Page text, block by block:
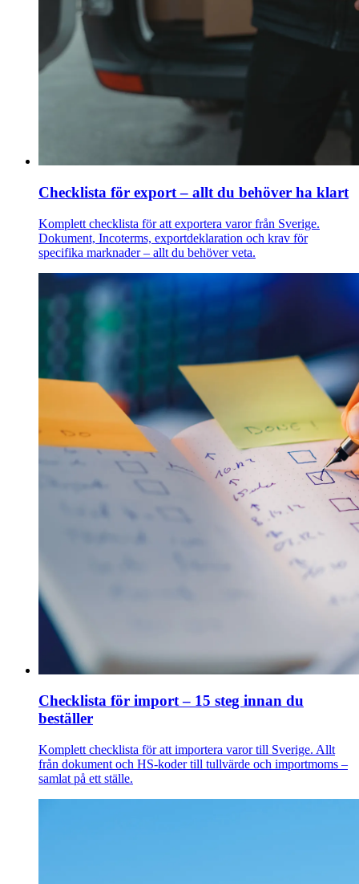
Checklista för export – allt du behöver ha klart
Komplett checklista för att exportera varor från Sverige.
Dokument, Incoterms, exportdeklaration och krav för
specifika marknader – allt du behöver veta.
Checklista för import – 15 steg innan du
beställer
Komplett checklista för att importera varor till Sverige. Allt
från dokument och HS-koder till tullvärde och importmoms –
samlat på ett ställe.